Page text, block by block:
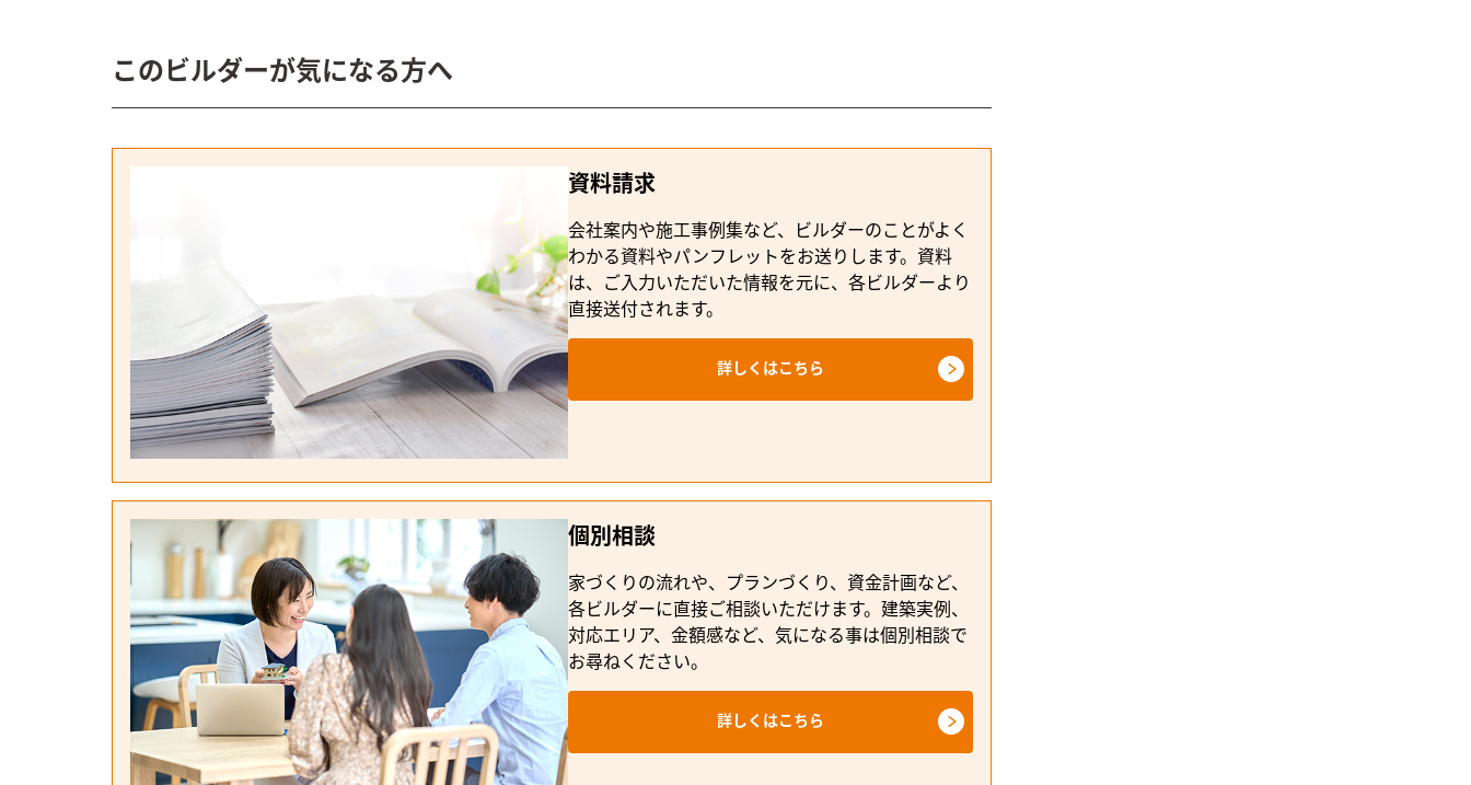
このビルダーが気になる方へ
資料請求
会社案内や施工事例集など、ビルダーのことがよく
わかる資料やパンフレットをお送りします。資料
は、ご入力いただいた情報を元に、各ビルダーより
直接送付されます。
詳しくはこちら
個別相談
家づくりの流れや、プランづくり、資金計画など、
各ビルダーに直接ご相談いただけます。建築実例、
対応エリア、金額感など、気になる事は個別相談で
お尋ねください。
詳しくはこちら